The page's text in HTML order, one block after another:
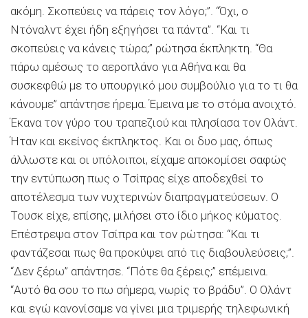
ακόμη. Σκοπεύεις να πάρεις τον λόγο;”. “Όχι, ο
Ντόναλντ έχει ήδη εξηγήσει τα πάντα”. “Και τι
σκοπεύεις να κάνεις τώρα;” ρώτησα έκπληκτη. “Θα
πάρω αμέσως το αεροπλάνο για Αθήνα και θα
συσκεφθώ με το υπουργικό μου συμβούλιο για το τι θα
κάνουμε” απάντησε ήρεμα. Έμεινα με το στόμα ανοιχτό.
Έκανα τον γύρο του τραπεζιού και πλησίασα τον Ολάντ.
Ήταν και εκείνος έκπληκτος. Και οι δυο μας, όπως
άλλωστε και οι υπόλοιποι, είχαμε αποκομίσει σαφώς
την εντύπωση πως ο Τσίπρας είχε αποδεχθεί το
αποτέλεσμα των νυχτερινών διαπραγματεύσεων. Ο
Τουσκ είχε, επίσης, μιλήσει στο ίδιο μήκος κύματος.
Επέστρεψα στον Τσίπρα και τον ρώτησα: “Και τι
φαντάζεσαι πως θα προκύψει από τις διαβουλεύσεις;”.
“Δεν ξέρω” απάντησε. “Πότε θα ξέρεις;” επέμεινα.
“Αυτό θα σου το πω σήμερα, νωρίς το βράδυ”. Ο Ολάντ
και εγώ κανονίσαμε να γίνει μια τριμερής τηλεφωνική